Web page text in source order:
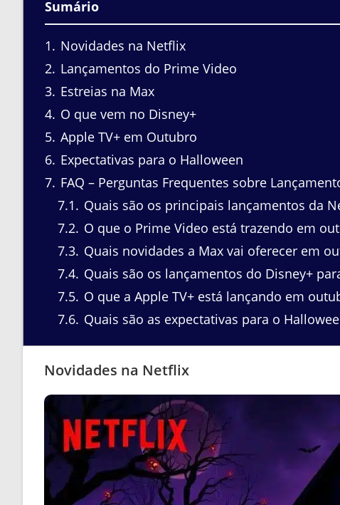
Sumário
1
Novidades na Netflix
2 Lançamentos do Prime Video
3 Estreias na Max
4 O que vem no Disney+
5 Apple TV+ em Outubro
6 Expectativas para o Halloween
7 FAQ – Perguntas Frequentes sobre
7.1
Quais são os principais lançamentos da
7.2 O que o Prime Video está trazendo em
7.3 Quais novidades a Max vai oferecer em
7.4 Quais são os lançamentos do Disney+
7.5 O que a Apple TV+ está lançando em
7.6 Quais são as expectativas para o
Novidades na Netflix